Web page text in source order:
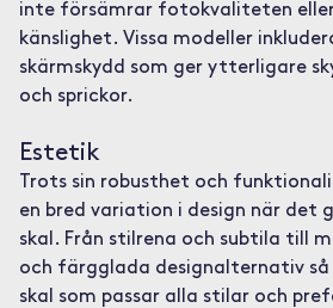
inte försämrar fotokvaliteten
känslighet. Vissa modeller
skärmskydd som ger ytterligare
och sprickor.
Estetik
Trots sin robusthet och
en bred variation i design när det
skal. Från stilrena och subtila till
och färgglada designalternativ
skal som passar alla stilar och